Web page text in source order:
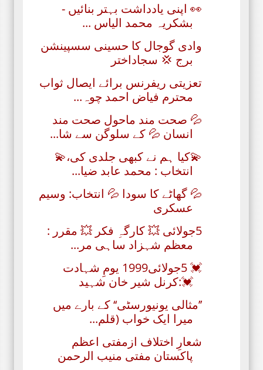
👀 اپنی یادداشت بہتر بنائیں -
بشکریہ محمد الیاس ...
وادی گوجال کا حسینی سسپینشن
برج 💢 سجاداختر
تعزیتی ریفرنس برائے ایصال ثواب
محترم فیاض احمد چوہ...
💦 صحت مند ماحول صحت مند
انسان 💦 کے سلوگن سے شا...
💫کیا ہم نے کبھی جلدی کی،💫
انتخاب : محمد عابد ضیا...
💦 گھاٹے کا سودا 💦 انتخاب: وسیم
عسکری
5جولائی 💥 کارگہِ فکر 💥 مقرر :
معظم شہزاد ساہی مر...
💓 5جولائی1999 یومِ شہادت
💓:کرنل شیر خان شہید
’’مثالی یونیورسٹی‘‘ کے بارے میں
میرا ایک خواب (قلم...
شعارِ اختلاف ازمفتی اعظم
پاکستان مفتی منیب الرحمن